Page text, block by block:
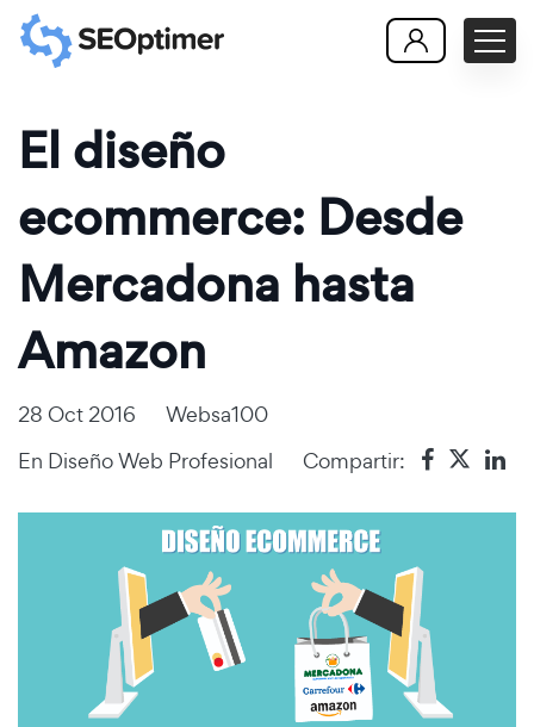
El diseño
ecommerce: Desde
Mercadona hasta
Amazon
28 Oct 2016
Websa100
En Diseño Web Profesional Compartir: